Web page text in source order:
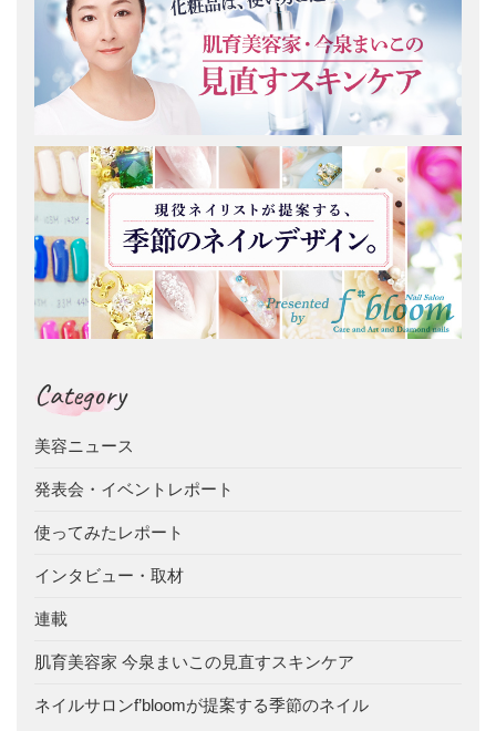
Category
美容ニュース
発表会・イベントレポート
使ってみたレポート
インタビュー・取材
連載
肌育美容家 今泉まいこの見直すスキンケア
ネイルサロンf’bloomが提案する季節のネイル